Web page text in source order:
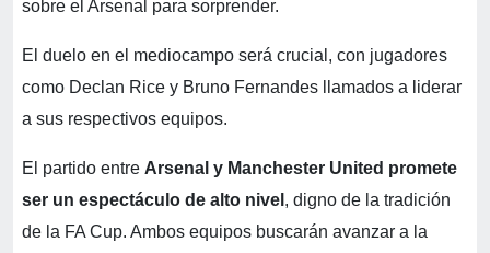
sobre el Arsenal para sorprender.
El duelo en el mediocampo será crucial, con jugadores
como Declan Rice y Bruno Fernandes llamados a liderar
a sus respectivos equipos.
El partido entre Arsenal y Manchester United promete
ser un espectáculo de alto nivel , digno de la tradición
de la FA Cup. Ambos equipos buscarán avanzar a la